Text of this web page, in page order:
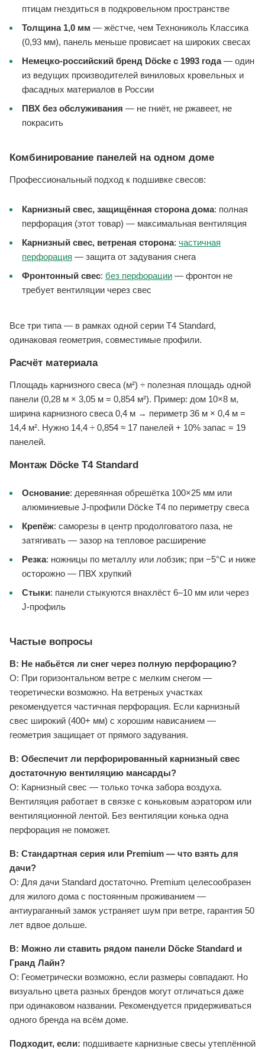
птицам гнездиться в подкровельном пространстве
Толщина 1,0 мм — жёстче, чем Технониколь Классика
(0,93 мм), панель меньше провисает на широких свесах
Немецко-российский бренд Döcke с 1993 года— один
из ведущих производителей виниловых кровельных и
фасадных материалов в России
ПВХ без обслуживания — не гниёт, не ржавеет, не
покрасить
Комбинирование панелей на одном доме
Профессиональный подход к подшивке свесов:
Карнизный свес, защищённая сторона дома: полная
перфорация (этот товар) — максимальная вентиляция
Карнизный свес, ветреная сторона: частичная
перфорация — защита от задувания снега
Фронтонный свес: без перфорации — фронтон не
требует вентиляции через свес
Все три типа — в рамках одной серии T4 Standard,
одинаковая геометрия, совместимые профили.
Расчёт материала
Площадь карнизного свеса (м²) ÷ полезная площадь одной
панели (0,28 м × 3,05 м = 0,854 м²). Пример: дом 10×8 м,
ширина карнизного свеса 0,4 м → периметр 36 м × 0,4 м =
14,4 м². Нужно 14,4 ÷ 0,854 ≈ 17 панелей + 10% запас = 19
панелей.
Монтаж Döcke T4 Standard
Основание: деревянная обрешётка 100×25 мм или
алюминиевые J-профили Döcke T4 по периметру свеса
Крепёж: саморезы в центр продолговатого паза, не
затягивать — зазор на тепловое расширение
Резка: ножницы по металлу или лобзик; при −5°C и ниже
осторожно — ПВХ хрупкий
Стыки: панели стыкуются внахлёст 6–10 мм или через
J-профиль
Частые вопросы
В: Не набьётся ли снег через полную перфорацию?
О: При горизонтальном ветре с мелким снегом —
теоретически возможно. На ветреных участках
рекомендуется частичная перфорация. Если карнизный
свес широкий (400+ мм) с хорошим нависанием —
геометрия защищает от прямого задувания.
В: Обеспечит ли перфорированный карнизный свес
достаточную вентиляцию мансарды?
О: Карнизный свес — только точка забора воздуха.
Вентиляция работает в связке с коньковым аэратором или
вентиляционной лентой. Без вентиляции конька одна
перфорация не поможет.
В: Стандартная серия или Premium — что взять для
дачи?
О: Для дачи Standard достаточно. Premium целесообразен
для жилого дома с постоянным проживанием —
антиураганный замок устраняет шум при ветре, гарантия 50
лет вдвое дольше.
В: Можно ли ставить рядом панели Döcke Standard и
Гранд Лайн?
О: Геометрически возможно, если размеры совпадают. Но
визуально цвета разных брендов могут отличаться даже
при одинаковом названии. Рекомендуется придерживаться
одного бренда на всём доме.
Подходит, если: подшиваете карнизные свесы утеплённой